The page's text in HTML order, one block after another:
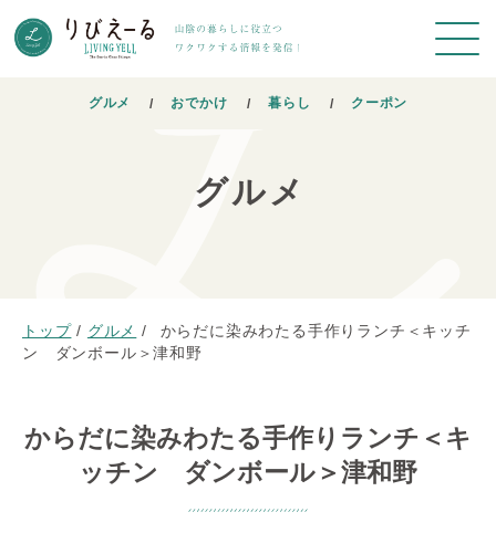
グルメ おでかけ 暮らし クーポン
グルメ
トップ / グルメ /
からだに染みわたる手作りランチ＜キッチ
ン ダンボール＞津和野
からだに染みわたる手作りランチ＜キ
ッチン ダンボール＞津和野